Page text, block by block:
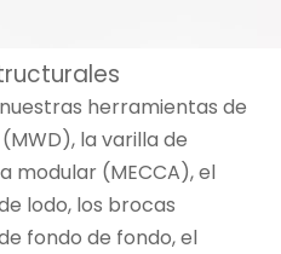
herramientas de
la varilla de
modular (MECCA), el
lodo, los brocas
fondo de fondo, el